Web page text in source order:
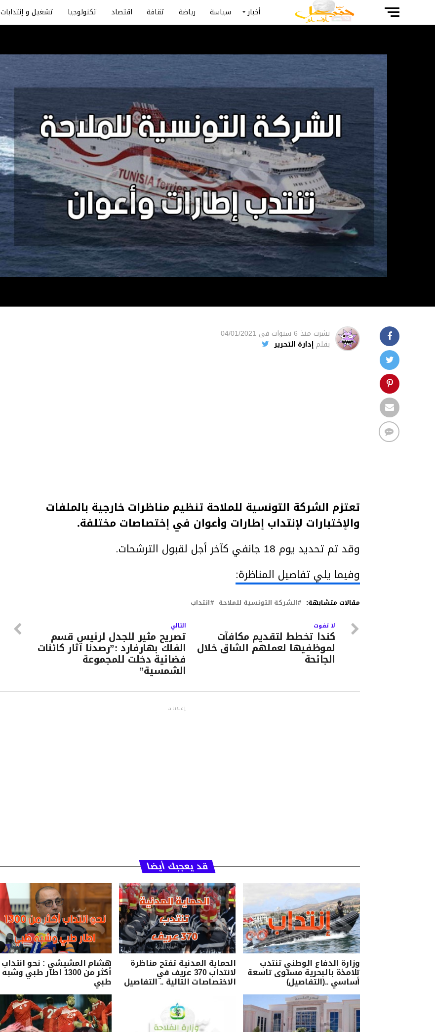
أخبار سياسة رياضة ثقافة اقتصاد تكنولوجيا تشغيل و إنتدابات
نشرت منذ 6 سنوات فى 04/01/2021
بقلم إدارة التحرير
تعتزم الشركة التونسية للملاحة تنظيم مناظرات خارجية بالملفات
والإختبارات لإنتداب إطارات وأعوان في إختصاصات مختلفة.
وقد تم تحديد يوم 18 جانفي كآخر أجل لقبول الترشحات.
وفيما يلي تفاصيل المناظرة:
مقالات متشابهة: الشركة التونسية للملاحة انتداب
التالي
تصريح مثير للجدل لرئيس قسم
الفلك بهارفارد :”رصدنا آثار كائنات
فضائية دخلت للمجموعة
الشمسية”
لا تفوت
كندا تخطط لتقديم مكافآت
لموظفيها لعملهم الشاق خلال
الجائحة
إعلانات
قد يعجبك أيضا
وزارة الدفاع الوطني تنتدب
تلامذة بالبحرية مستوى تاسعة
أساسي ..(التفاصيل)
الحماية المدنية تفتح مناظرة
لانتداب 370 عريف في
الاختصاصات التالية .. التفاصيل
هشام المشيشي : نحو انتداب
أكثر من 1300 اطار طبي وشبه
طبي